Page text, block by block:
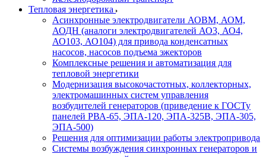
Тепловая энергетика
Асинхронные электродвигатели АОВМ, АОМ,
АОДН (аналоги электродвигателей АО3, АО4,
АО103, АО104) для привода конденсатных
насосов, насосов подъема эжекторов
Комплексные решения и автоматизация для
тепловой энергетики
Модернизация высокочастотных, коллекторных,
электромашинных систем управления
возбудителей генераторов (приведение к ГОСТу
панелей РВА-65, ЭПА-120, ЭПА-325В, ЭПА-305,
ЭПА-500)
Решения для оптимизации работы электропривода
Системы возбуждения синхронных генераторов и